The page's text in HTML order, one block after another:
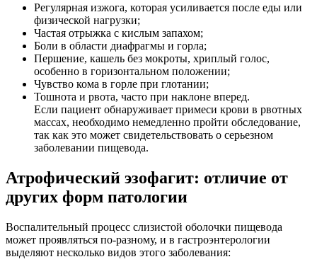
Регулярная изжога, которая усиливается после еды или
физической нагрузки;
Частая отрыжка с кислым запахом;
Боли в области диафрагмы и горла;
Першение, кашель без мокроты, хриплый голос,
особенно в горизонтальном положении;
Чувство кома в горле при глотании;
Тошнота и рвота, часто при наклоне вперед.
Если пациент обнаруживает примеси крови в рвотных
массах, необходимо немедленно пройти обследование,
так как это может свидетельствовать о серьезном
заболевании пищевода.
Атрофический эзофагит: отличие от
других форм патологии
Воспалительный процесс слизистой оболочки пищевода
может проявляться по-разному, и в гастроэнтерологии
выделяют несколько видов этого заболевания: